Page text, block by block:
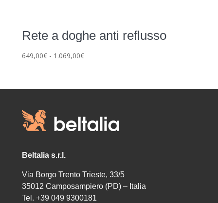
Rete a doghe anti reflusso
649,00€ - 1.069,00€Fascia
da
1.069,00€
Beltalia s.r.l.
Via Borgo Trento Trieste, 33/5
35012 Camposampiero (PD) – Italia
Tel. +39 049 9300181